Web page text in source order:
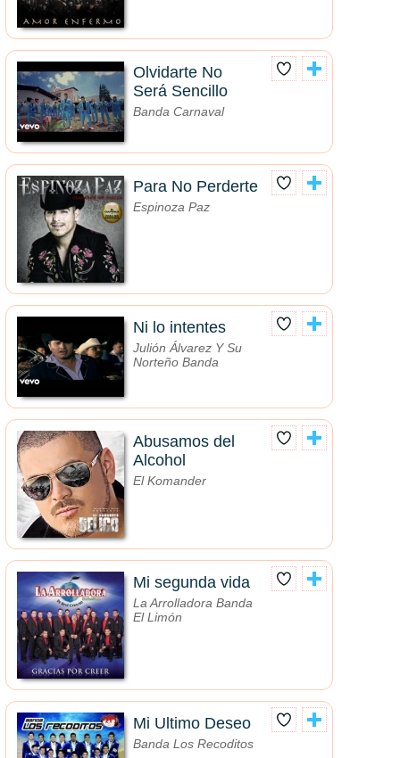
Olvidarte No
Será Sencillo
Banda Carnaval
Para No Perderte
Espinoza Paz
Ni lo intentes
Julión Álvarez Y Su
Norteño Banda
Abusamos del
Alcohol
El Komander
Mi segunda vida
La Arrolladora Banda
El Limón
Mi Ultimo Deseo
Banda Los Recoditos